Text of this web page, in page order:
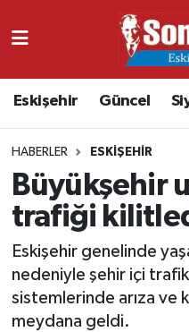
Eskişehir Güncel
HABERLER ESKIŞEHIR
Büyükşehir
trafiği
Eskişehir genelinde
nedeniyle şehir içi
sistemlerinde arıza ve
meydana geldi.
Ekonomi
Güncel
Kültür & Sanat
Magazin
Nöbetçi Eczaneler
Namaz Vakitleri
Trafik Durumu
Süper Lig Puan
Tüm Manşetler